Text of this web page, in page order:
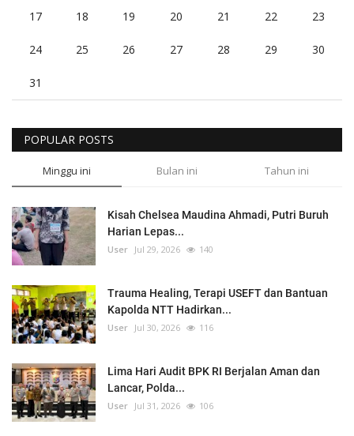
17 18 19 20 21 22 23
24 25 26 27 28 29 30
31
POPULAR POSTS
Minggu ini Bulan ini Tahun ini
Kisah Chelsea Maudina Ahmadi, Putri Buruh
Harian Lepas...
User Jul 29, 2026 140
Trauma Healing, Terapi USEFT dan Bantuan
Kapolda NTT Hadirkan...
User Jul 30, 2026 116
Lima Hari Audit BPK RI Berjalan Aman dan
Lancar, Polda...
User Jul 31, 2026 106